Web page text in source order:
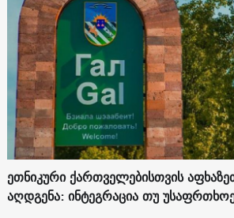
ეთნიკური ქართველებისთვის
აღდგენა: ინტეგრაცია თუ